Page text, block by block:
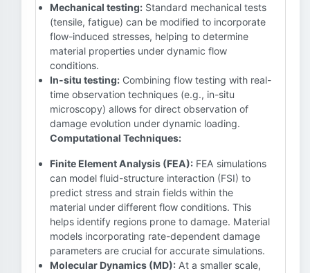
Mechanical testing: Standard mechanical tests
(tensile, fatigue) can be modified to incorporate
flow-induced stresses, helping to determine
material properties under dynamic flow
conditions.
In-situ testing: Combining flow testing with real-
time observation techniques (e.g., in-situ
microscopy) allows for direct observation of
damage evolution under dynamic loading.
Computational Techniques:
Finite Element Analysis (FEA): FEA simulations
can model fluid-structure interaction (FSI) to
predict stress and strain fields within the
material under different flow conditions. This
helps identify regions prone to damage. Material
models incorporating rate-dependent damage
parameters are crucial for accurate simulations.
Molecular Dynamics (MD): At a smaller scale,